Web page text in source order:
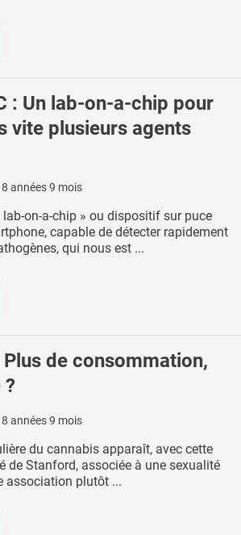
: Un lab-on-a-chip pour
vite plusieurs agents
8 années 9 mois
lab-on-a-chip » ou dispositif sur puce
capable de détecter rapidement
qui nous est ...
Plus de consommation,
?
8 années 9 mois
du cannabis apparaît, avec cette
de Stanford, associée à une sexualité
association plutôt ...